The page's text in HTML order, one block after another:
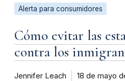
Alerta para consumidores
Cómo evitar las
contra los
Jennifer Leach 18 de mayo